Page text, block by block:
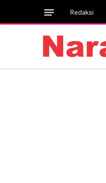
Redaksi